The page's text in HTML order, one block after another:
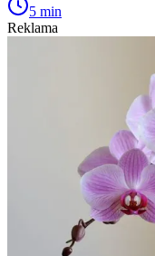
5 min
Reklama